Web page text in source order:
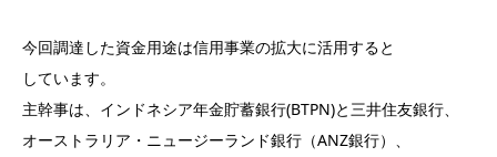
今回調達した資金用途は信用事業の拡大に活用すると
しています。
主幹事は、インドネシア年金貯蓄銀行(BTPN)と三井住友銀行、
オーストラリア・ニュージーランド銀行（ANZ銀行）、